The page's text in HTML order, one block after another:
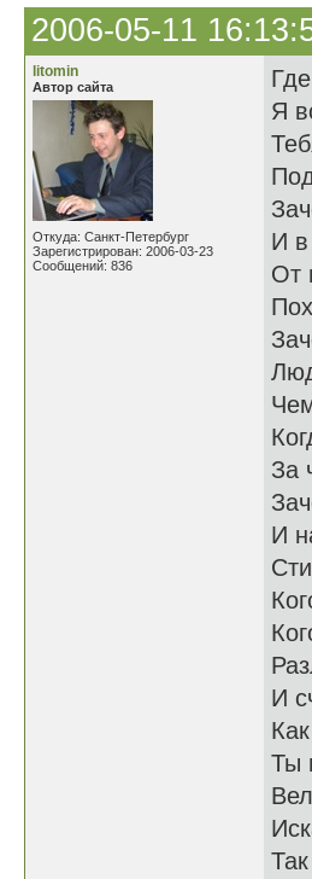
2006-05-11
litomin
Автор сайта
Откуда: Санкт-Петербург
Зарегистрирован: 2006-03-23
Сообщений: 836
Я
И в
От
За
И
И
Ты